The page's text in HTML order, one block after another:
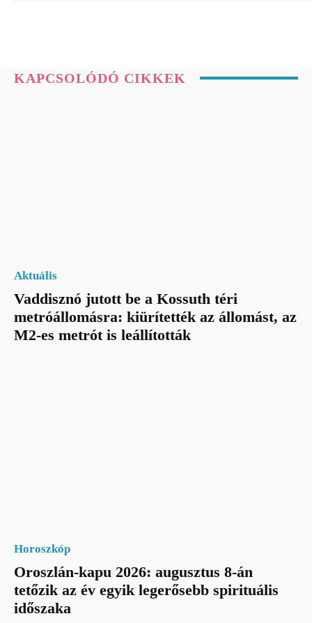
KAPCSOLÓDÓ CIKKEK
Aktuális
Vaddisznó jutott be a Kossuth téri
metróállomásra: kiürítették az állomást, az
M2-es metrót is leállították
Horoszkóp
Oroszlán-kapu 2026: augusztus 8-án
tetőzik az év egyik legerősebb spirituális
időszaka